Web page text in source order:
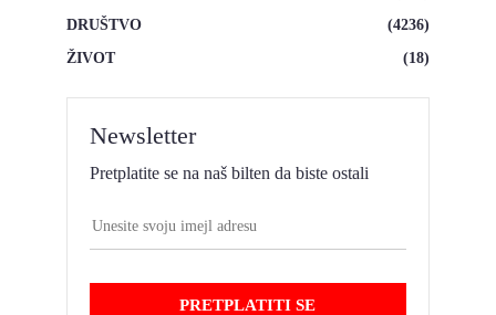
DRUŠTVO
(4236)
ŽIVOT
(18)
Newsletter
Pretplatite se na naš bilten da biste ostali
PRETPLATITI SE